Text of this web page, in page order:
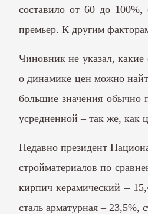
составило от 60 до
премьер. К другим
Чиновник не указал, какие
о динамике цен можно
большие значения обычно
усредненной – так же, как
Недавно президент
стройматериалов по
кирпич керамический –
сталь арматурная – 23,5%,